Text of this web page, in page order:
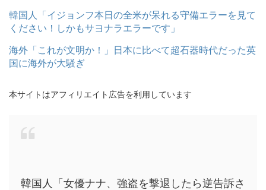
韓国人「イジョンフ本日の全米が呆れる守備エラーを見て
ください！しかもサヨナラエラーです」
海外「これが文明か！」日本に比べて超石器時代だった英
国に海外が大騒ぎ
本サイトはアフィリエイト広告を利用しています
韓国人「女優ナナ、強盗を撃退したら逆告訴さ